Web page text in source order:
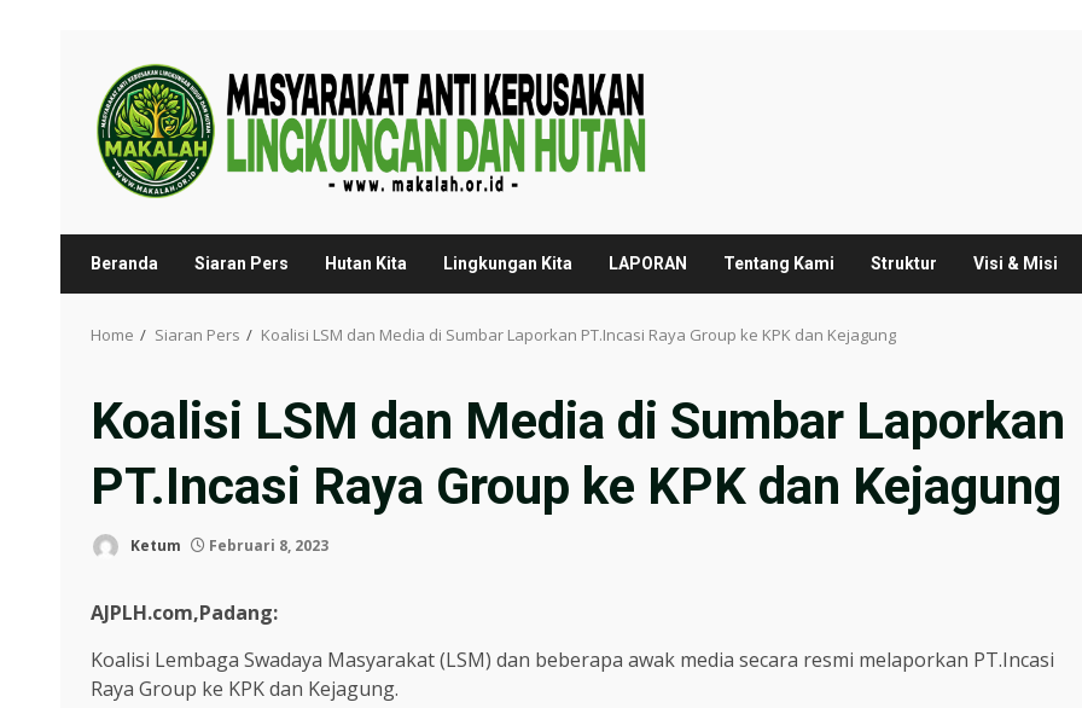
content
Beranda Siaran Pers Hutan Kita Lingkungan Kita LAPORAN Tentang Kami Struktur Visi & Misi
Home Siaran Pers Koalisi LSM dan Media di Sumbar Laporkan PT.Incasi Raya Group ke KPK dan Kejagung
Koalisi LSM dan Media di Sumbar Laporkan
PT.Incasi Raya Group ke KPK dan Kejagung
Ketum Februari 8, 2023
AJPLH.com,Padang:
Koalisi Lembaga Swadaya Masyarakat (LSM) dan beberapa awak media secara resmi melaporkan PT.Incasi
Raya Group ke KPK dan Kejagung.